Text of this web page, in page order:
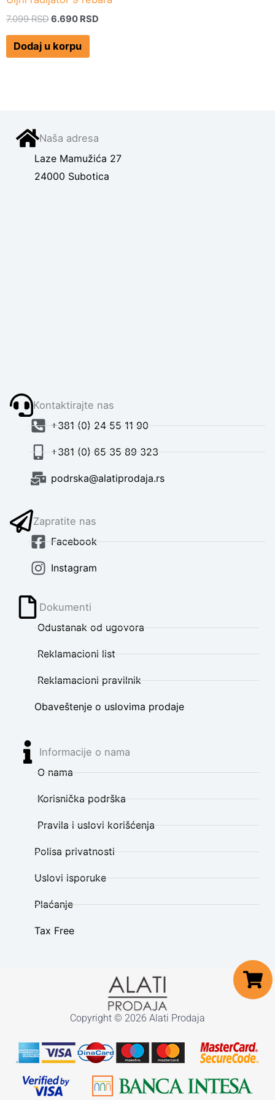
7.099RSD6.690 RSD
Dodaj u korpu
Naša adresa
Laze Mamužića 27
24000 Subotica
Kontaktirajte nas
+381 (0) 24 55 11 90
+381 (0) 65 35 89 323
podrska@alatiprodaja.rs
Zapratite nas
Facebook
Instagram
Dokumenti
Odustanak od ugovora
Reklamacioni list
Reklamacioni pravilnik
Obaveštenje o uslovima prodaje
Informacije o nama
O nama
Korisnička podrška
Pravila i uslovi korišćenja
Polisa privatnosti
Uslovi isporuke
Plaćanje
Tax Free
Copyright © 2026 Alati Prodaja